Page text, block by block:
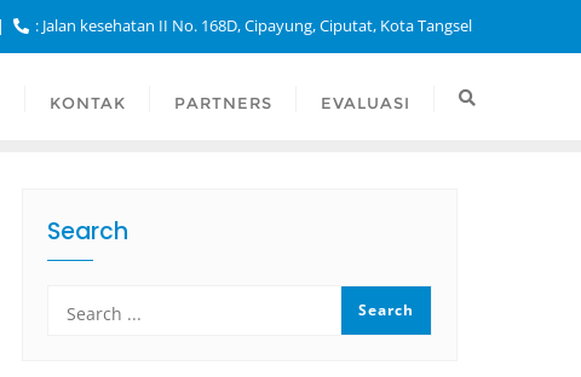
: Jalan kesehatan II No. 168D, Cipayung, Ciputat, Kota Tangsel
KONTAK PARTNERS EVALUASI
Search